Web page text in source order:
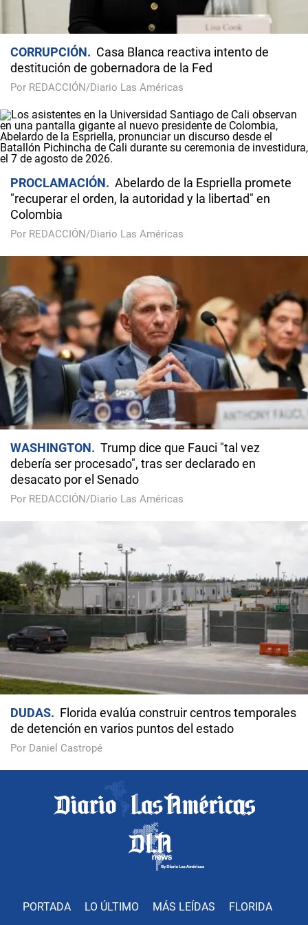
CORRUPCIÓN
Casa Blanca reactiva intento de
destitución de gobernadora de la Fed
Por REDACCIÓN/Diario Las Américas
PROCLAMACIÓN
Abelardo de la Espriella promete
"recuperar el orden, la autoridad y la libertad" en
Colombia
Por REDACCIÓN/Diario Las Américas
WASHINGTON
Trump dice que Fauci "tal vez
debería ser procesado", tras ser declarado en
desacato por el Senado
Por REDACCIÓN/Diario Las Américas
DUDAS
Florida evalúa construir centros temporales
de detención en varios puntos del estado
Por Daniel Castropé
PORTADA LO ÚLTIMO MÁS LEÍDAS FLORIDA